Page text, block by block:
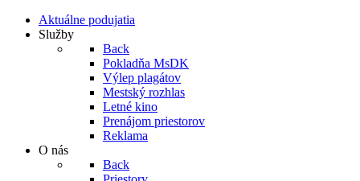
Aktuálne podujatia
Služby
Back
Pokladňa MsDK
Výlep plagátov
Mestský rozhlas
Letné kino
Prenájom priestorov
Reklama
O nás
Back